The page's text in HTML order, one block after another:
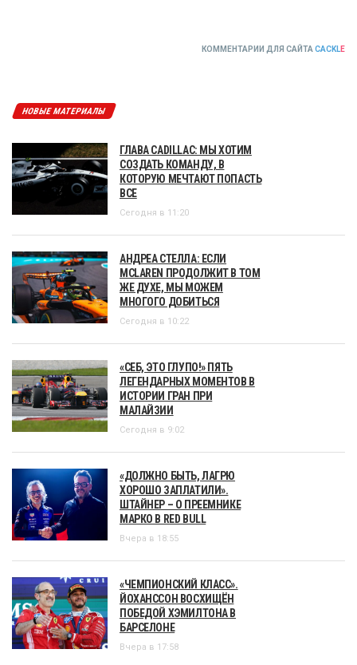
КОММЕНТАРИИ ДЛЯ САЙТА CACKLE
НОВЫЕ МАТЕРИАЛЫ
ГЛАВА CADILLAC: МЫ ХОТИМ
СОЗДАТЬ КОМАНДУ, В
КОТОРУЮ МЕЧТАЮТ ПОПАСТЬ
ВСЕ
Сегодня в 11:20
АНДРЕА СТЕЛЛА: ЕСЛИ
MCLAREN ПРОДОЛЖИТ В ТОМ
ЖЕ ДУХЕ, МЫ МОЖЕМ
МНОГОГО ДОБИТЬСЯ
Сегодня в 10:22
«СЕБ, ЭТО ГЛУПО!» ПЯТЬ
ЛЕГЕНДАРНЫХ МОМЕНТОВ В
ИСТОРИИ ГРАН ПРИ
МАЛАЙЗИИ
Сегодня в 9:02
«ДОЛЖНО БЫТЬ, ЛАГРЮ
ХОРОШО ЗАПЛАТИЛИ».
ШТАЙНЕР – О ПРЕЕМНИКЕ
МАРКО В RED BULL
Вчера в 18:55
«ЧЕМПИОНСКИЙ КЛАСС».
ЙОХАНССОН ВОСХИЩЁН
ПОБЕДОЙ ХЭМИЛТОНА В
БАРСЕЛОНЕ
Вчера в 17:58